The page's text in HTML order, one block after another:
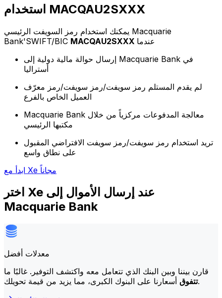
استخدام MACQAU2SXXX
يمكنك استخدام رمز السويفت الرئيسي Macquarie
Bank'SWIFT/BIC MACQAU2SXXX عندما
إرسال حوالة مالية دولية إلى Macquarie Bank في
أستراليا
لم يقدم المستلم رمز سويفت/رمز سويفت/رمز معرّف
العميل الخاص بالفرع
Macquarie Bank معالجة المدفوعات مركزياً من خلال
مكتبها الرئيسي
تريد استخدام رمز سويفت/رمز سويفت الافتراضي المقبول
على نطاق واسع
ابدأ مع Xe مجاناً
اختر Xe عند إرسال الأموال إلى
Macquarie Bank
معدلات أفضل
قارن بيننا وبين البنك الذي تتعامل معه واكتشف التوفير. غالبًا ما
تتفوقأسعارنا على البنوك الكبرى، مما يزيد من قيمة تحويلك.